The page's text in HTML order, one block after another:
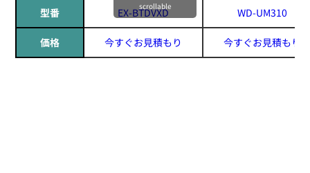
型番 EX-BTDVXD WD-UM310
価格 今すぐお見積もり 今すぐお見積もり
scrollable